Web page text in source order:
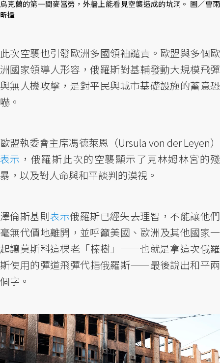
烏克蘭的第一間麥當勞，外牆上能看見空襲造成的坑洞。 圖／曹雨
昕攝
此次空襲也引發歐洲多國領袖譴責。歐盟與多個歐
洲國家領導人形容，俄羅斯對基輔發動大規模飛彈
與無人機攻擊，是對平民與城市基礎設施的蓄意恐
嚇。
歐盟執委會主席馮德萊恩（Ursula von der Leyen）
表示 ，俄羅斯此次的空襲顯示了克林姆林宮的殘
暴，以及對人命與和平談判的漠視。
澤倫斯基則表示俄羅斯已經失去理智，不能讓他們
毫無代價地離開，並呼籲美國、歐洲及其他國家一
起讓莫斯科這棵老「榛樹」——也就是拿這次俄羅
斯使用的彈道飛彈代指俄羅斯——最後說出和平兩
個字。